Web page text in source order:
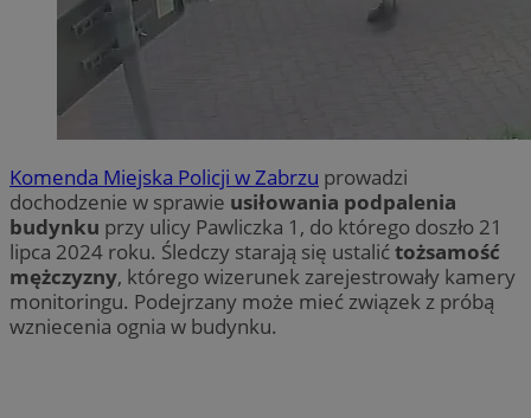
Komenda Miejska Policji w Zabrzu prowadzi
dochodzenie w sprawie usiłowania podpalenia
budynku przy ulicy Pawliczka 1, do którego doszło 21
lipca 2024 roku. Śledczy starają się ustalićtożsamość
mężczyzny, którego wizerunek zarejestrowały kamery
monitoringu. Podejrzany może mieć związek z próbą
wzniecenia ognia w budynku.